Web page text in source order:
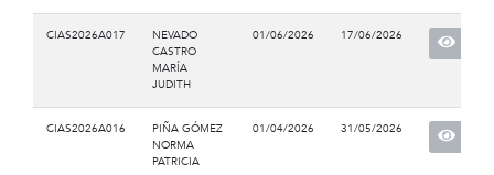
CIAS2026A017
NEVADO
CASTRO
MARÍA
JUDITH
01/06/2026 17/06/2026
CIAS2026A016
PIÑA GÓMEZ
NORMA
PATRICIA
01/04/2026 31/05/2026